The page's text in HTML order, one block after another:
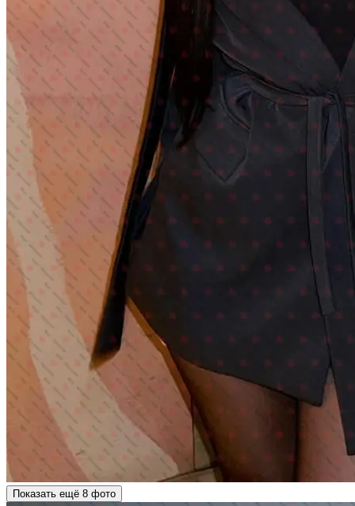
Показать ещё 8 фото